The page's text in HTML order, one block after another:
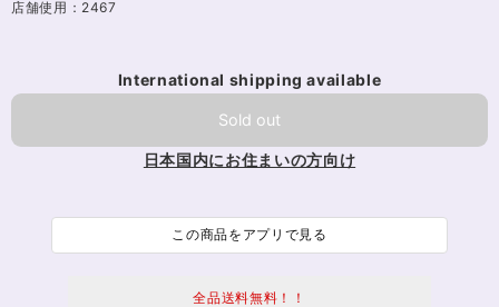
店舗使用：2467
International shipping available
Sold out
日本国内にお住まいの方向け
この商品をアプリで見る
全品送料無料！！